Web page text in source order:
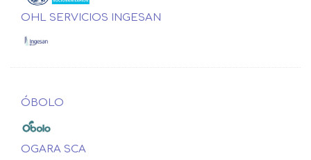
OHL SERVICIOS INGESAN
ÓBOLO
OGARA SCA